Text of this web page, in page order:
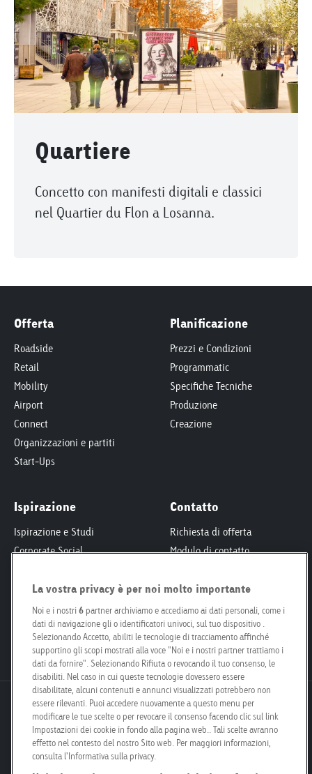
Quartiere
Concetto con manifesti digitali e classici
nel Quartier du Flon a Losanna.
Offerta
Roadside
Retail
Mobility
Airport
Connect
Organizzazioni e partiti
Start-Ups
Planificazione
Prezzi e Condizioni
Programmatic
Specifiche Tecniche
Produzione
Creazione
Ispirazione
Ispirazione e Studi
Corporate Social
Smart City
Engagement
Poster Safari
Contatto
Richiesta di offerta
Modulo di contatto
Per proprietari fondiari
Le nostre filiali
Kit per i media
Posizioni aperte
Goldbach Neo OOH AG
Bösch 67
6331 Hünenberg
La vostra privacy è per noi molto importante
Noi e i nostri6 partner archiviamo e accediamo ai dati personali, come i
dati di navigazione gli o identificatori univoci, sul tuo dispositivo .
Selezionando Accetto, abiliti le tecnologie di tracciamento affinché
supportino gli scopi mostrati alla voce "Noi e i nostri partner trattiamo i
dati da fornire". Selezionando Rifiuta o revocando il tuo consenso, le
disabiliti. Nel caso in cui queste tecnologie dovessero essere
disabilitate, alcuni contenuti e annunci visualizzati potrebbero non
essere rilevanti. Puoi accedere nuovamente a questo menu per
modificare le tue scelte o per revocare il consenso facendo clic sul link
Impostazioni dei cookie in fondo alla pagina web.. Tali scelte avranno
effetto nel contesto del nostro Sito web. Per maggiori informazioni,
consulta l'Informativa sulla privacy.